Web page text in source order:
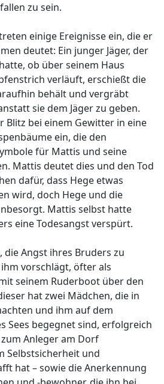
zu sein.
einige Ereignisse ein, die er
deutet: Ein junger Jäger, der
ob über seinem Haus
verläuft, erschießt die
behält und vergräbt
sie dem Jäger zu geben.
Blitz bei einem Gewitter in eine
ein, die den
für Mattis und seine
Mattis deutet dies und den Tod
dafür, dass Hege etwas
wird, doch Hege und die
Mattis selbst hatte
eine Todesangst verspürt.
die Angst ihres Bruders zu
vorschlägt, öfter als
seinem Ruderboot über den
hat zwei Mädchen, die in
und ihm auf dem
Sees begegnet sind, erfolgreich
Anleger am Dorf
Selbstsicherheit und
hat – sowie die Anerkennung